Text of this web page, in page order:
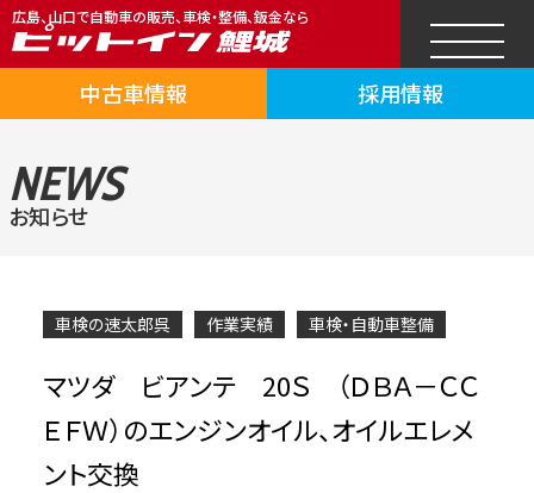
広島、山口で自動車の販売、車検・整備、鈑金なら
中古車情報 採用情報
NEWS
お知らせ
車検の速太郎呉 作業実績 車検・自動車整備
マツダ ビアンテ 20Ｓ （ＤＢＡ－ＣＣ
ＥＦＷ）のエンジンオイル、オイルエレメ
ント交換